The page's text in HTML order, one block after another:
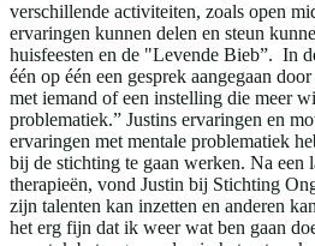
verschillende activiteiten, zoals open
ervaringen kunnen delen en steun
huisfeesten en de "Levende Bieb”. In
één op één een gesprek aangegaan
met iemand of een instelling die meer
problematiek.” Justins ervaringen en
ervaringen met mentale problematiek
bij de stichting te gaan werken. Na een
therapieën, vond Justin bij Stichting
zijn talenten kan inzetten en anderen
het erg fijn dat ik weer wat ben gaan